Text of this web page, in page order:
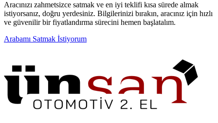
Aracınızı zahmetsizce satmak ve en iyi teklifi kısa sürede almak
istiyorsanız, doğru yerdesiniz. Bilgilerinizi bırakın, aracınız için hızlı
ve güvenilir bir fiyatlandırma sürecini hemen başlatalım.
Arabamı Satmak İstiyorum